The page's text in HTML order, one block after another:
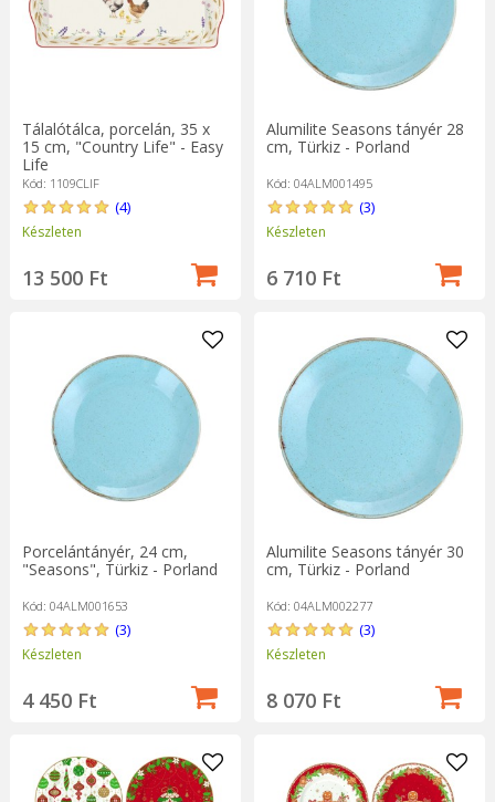
Tálalótálca, porcelán, 35 x
15 cm, "Country Life" - Easy
Life
Kód: 1109CLIF
(4)
Készleten
13 500 Ft
Alumilite Seasons tányér 28
cm, Türkiz - Porland
Kód: 04ALM001495
(3)
Készleten
6 710 Ft
Porcelántányér, 24 cm,
"Seasons", Türkiz - Porland
Kód: 04ALM001653
(3)
Készleten
4 450 Ft
Alumilite Seasons tányér 30
cm, Türkiz - Porland
Kód: 04ALM002277
(3)
Készleten
8 070 Ft